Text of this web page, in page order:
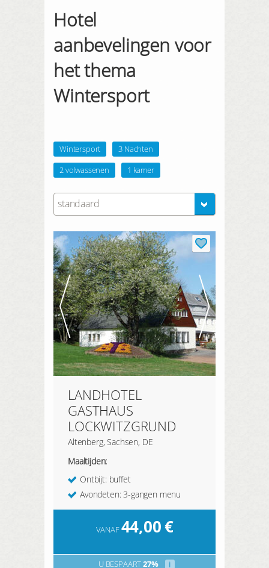
Hotel
aanbevelingen voor
het thema
Wintersport
Wintersport
3 Nachten
2 volwassenen
1 kamer
standaard
LANDHOTEL
GASTHAUS
LOCKWITZGRUND
Altenberg, Sachsen, DE
Maaltijden:
Ontbijt: buffet
Avondeten: 3-gangen menu
VANAF44,00€
U BESPAART27% i